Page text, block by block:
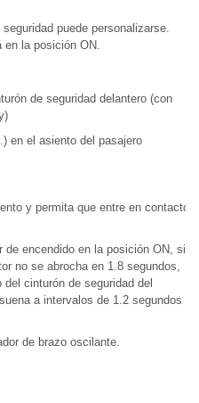
puede personalizarse.
en la posición ON.
de seguridad delantero (con
en el asiento del pasajero
y permita que entre en contacto
de encendido en la posición ON, si
no se abrocha en 1.8 segundos,
cinturón de seguridad del
a intervalos de 1.2 segundos
de brazo oscilante.